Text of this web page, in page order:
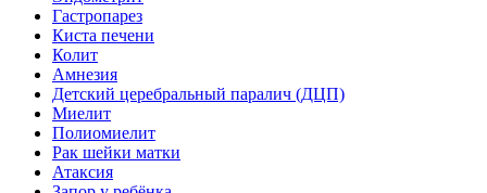
Гастропарез
Киста печени
Колит
Амнезия
Детский церебральный паралич (ДЦП)
Миелит
Полиомиелит
Рак шейки матки
Атаксия